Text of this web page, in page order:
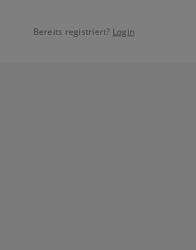
Bereits registriert? Login